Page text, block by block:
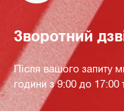
Зворотний
Після вашого запиту
години з 9:00 до 17:00